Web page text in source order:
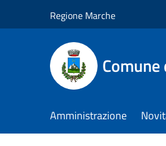
Regione Marche
Amministrazione